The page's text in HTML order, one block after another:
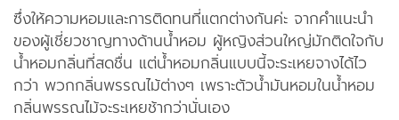
ซึ่งให้ความหอมและการติดทนที่แตกต่างกันค่ะ จากคำแนะนำ
ของผู้เชี่ยวชาญทางด้านน้ำหอม ผู้หญิงส่วนใหญ่มักติดใจกับ
น้ำหอมกลิ่นที่สดชื่น แต่น้ำหอมกลิ่นแบบนี้จะระเหยจางได้ไว
กว่า พวกกลิ่นพรรณไม้ต่างๆ เพราะตัวน้ำมันหอมในน้ำหอม
กลิ่นพรรณไม้จะระเหยช้ากว่านั่นเอง